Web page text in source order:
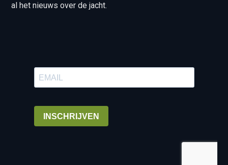
al het nieuws over de jacht.